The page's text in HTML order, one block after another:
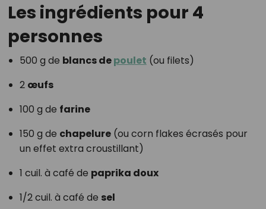
Les ingrédients pour 4
personnes
500 g de blancs depoulet (ou filets)
2 œufs
100 g de farine
150 g de chapelure(ou corn flakes écrasés pour
un effet extra croustillant)
1 cuil. à café de paprika doux
1/2 cuil. à café de sel